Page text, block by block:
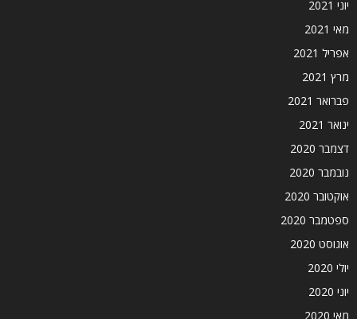
יוני 2021
מאי 2021
אפריל 2021
מרץ 2021
פברואר 2021
ינואר 2021
דצמבר 2020
נובמבר 2020
אוקטובר 2020
ספטמבר 2020
אוגוסט 2020
יולי 2020
יוני 2020
מאי 2020